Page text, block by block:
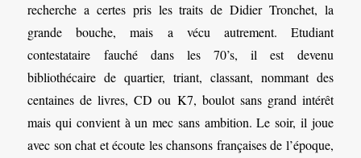
recherche a certes pris les traits de Didier Tronchet, la
grande bouche, mais a vécu autrement. Etudiant
contestataire fauché dans les 70’s, il est devenu
bibliothécaire de quartier, triant, classant, nommant des
centaines de livres, CD ou K7, boulot sans grand intérêt
mais qui convient à un mec sans ambition. Le soir, il joue
avec son chat et écoute les chansons françaises de l’époque,